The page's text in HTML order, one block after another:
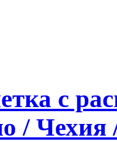
с
/ Чехия